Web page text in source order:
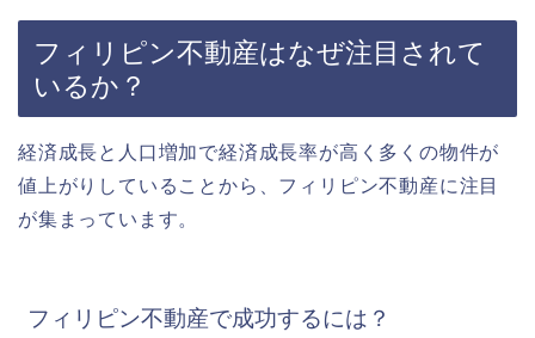
フィリピン不動産はなぜ注目されて
いるか？
経済成長と人口増加で経済成長率が高く多くの物件が
値上がりしていることから、フィリピン不動産に注目
が集まっています。
フィリピン不動産で成功するには？